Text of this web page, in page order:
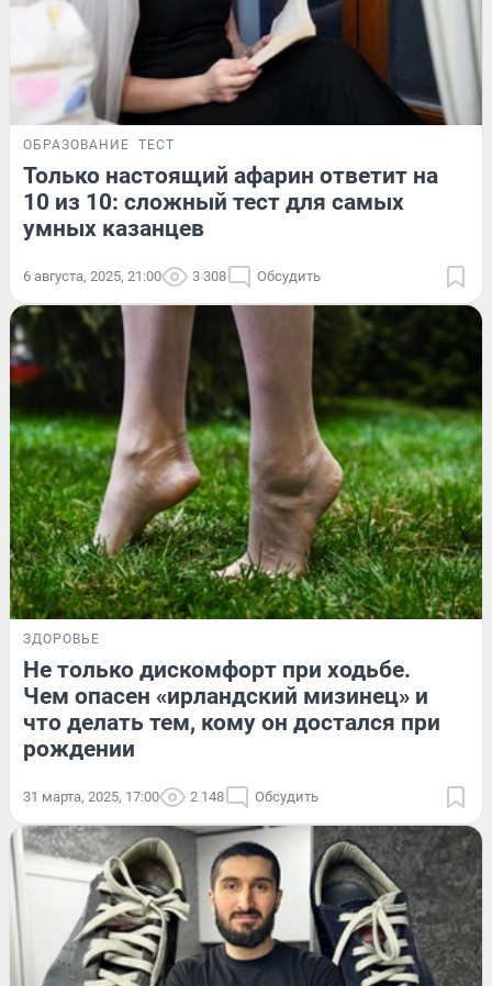
ОБРАЗОВАНИЕ ТЕСТ
Только настоящий афарин ответит на
10 из 10: сложный тест для самых
умных казанцев
6 августа, 2025, 21:00 3 308 Обсудить
ЗДОРОВЬЕ
Не только дискомфорт при ходьбе.
Чем опасен «ирландский мизинец» и
что делать тем, кому он достался при
рождении
31 марта, 2025, 17:00 2 148 Обсудить